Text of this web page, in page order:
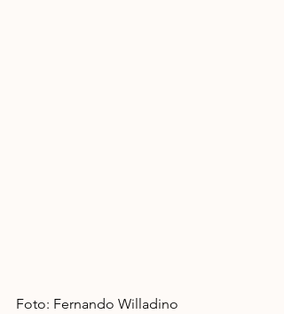
Foto: Fernando Willadino